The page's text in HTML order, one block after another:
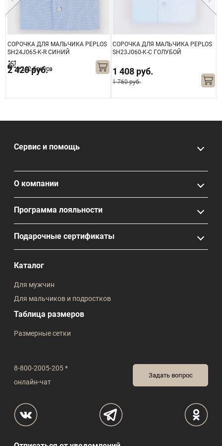
СОРОЧКА ДЛЯ МАЛЬЧИКА PEPLOS
SH24J065-K-R СИНИЙ
2 420 руб.
+242 бонуса
СОРОЧКА ДЛЯ МАЛЬЧИКА PEPLOS
SH23J060-K-C ГОЛУБОЙ
1 408 руб.
1 760 руб.
8-800-2005-205 *
онлайн-чат
Задать вопрос
Сервис и помощь
О компании
Программа лояльности
Подарочные сертификаты
Каталог
Для мужчин
Для мальчиков и подростков
Таблица размеров
Размерные сетки